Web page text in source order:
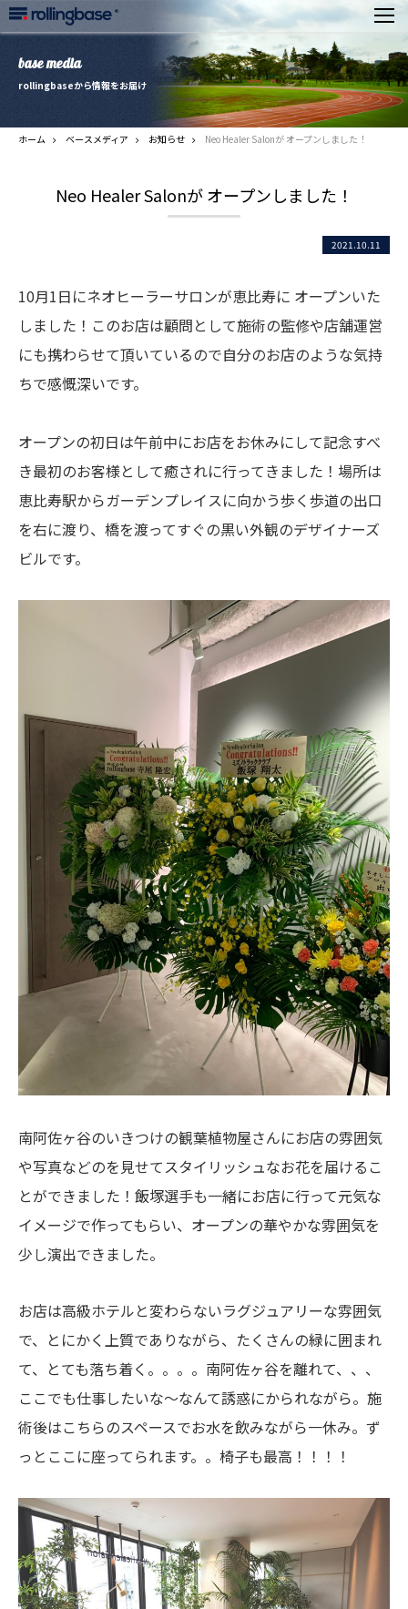
base media
rollingbaseから情報をお届け
ホーム ベースメディア お知らせ Neo Healer Salonが オープンしました！
Neo Healer Salonが オープンしました！
2021.10.11
10月1日にネオヒーラーサロンが恵比寿に オープンいた
しました！このお店は顧問として施術の監修や店舗運営
にも携わらせて頂いているので自分のお店のような気持
ちで感慨深いです。
オープンの初日は午前中にお店をお休みにして記念すべ
き最初のお客様として癒されに行ってきました！場所は
恵比寿駅からガーデンプレイスに向かう歩く歩道の出口
を右に渡り、橋を渡ってすぐの黒い外観のデザイナーズ
ビルです。
南阿佐ヶ谷のいきつけの観葉植物屋さんにお店の雰囲気
や写真などのを見せてスタイリッシュなお花を届けるこ
とができました！飯塚選手も一緒にお店に行って元気な
イメージで作ってもらい、オープンの華やかな雰囲気を
少し演出できました。
お店は高級ホテルと変わらないラグジュアリーな雰囲気
で、とにかく上質でありながら、たくさんの緑に囲まれ
て、とても落ち着く。。。。南阿佐ヶ谷を離れて、、、
ここでも仕事したいな〜なんて誘惑にかられながら。施
術後はこちらのスペースでお水を飲みながら一休み。ず
っとここに座ってられます。。椅子も最高！！！！